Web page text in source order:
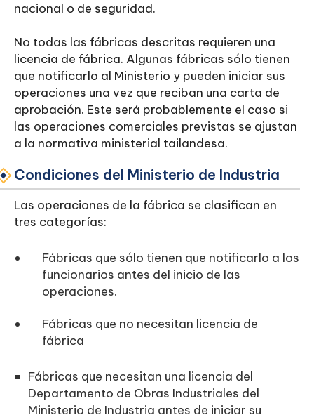
nacional o de seguridad.
No todas las fábricas descritas requieren una
licencia de fábrica. Algunas fábricas sólo tienen
que notificarlo al Ministerio y pueden iniciar sus
operaciones una vez que reciban una carta de
aprobación. Este será probablemente el caso si
las operaciones comerciales previstas se ajustan
a la normativa ministerial tailandesa.
Condiciones del Ministerio de Industria
Las operaciones de la fábrica se clasifican en
tres categorías:
Fábricas que sólo tienen que notificarlo a los
funcionarios antes del inicio de las
operaciones.
Fábricas que no necesitan licencia de
fábrica
Fábricas que necesitan una licencia del
Departamento de Obras Industriales del
Ministerio de Industria antes de iniciar su